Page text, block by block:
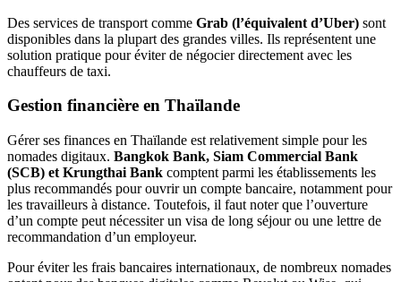
Des services de transport comme Grab (l’équivalent d’Uber) sont
disponibles dans la plupart des grandes villes. Ils représentent une
solution pratique pour éviter de négocier directement avec les
chauffeurs de taxi.
Gestion financière en Thaïlande
Gérer ses finances en Thaïlande est relativement simple pour les
nomades digitaux. Bangkok Bank, Siam Commercial Bank
(SCB) et Krungthai Bank comptent parmi les établissements les
plus recommandés pour ouvrir un compte bancaire, notamment pour
les travailleurs à distance. Toutefois, il faut noter que l’ouverture
d’un compte peut nécessiter un visa de long séjour ou une lettre de
recommandation d’un employeur.
Pour éviter les frais bancaires internationaux, de nombreux nomades